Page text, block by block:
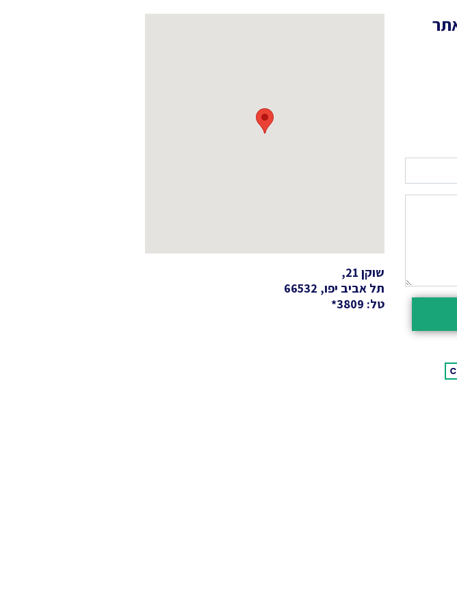
שוקן 21,
תל אביב יפו, 66532
טל: 3809*